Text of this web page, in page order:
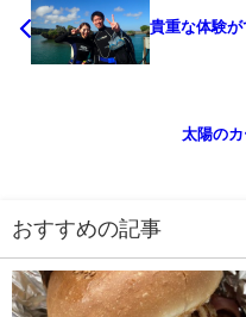
貴重な体験が
太陽のカ
おすすめの記事